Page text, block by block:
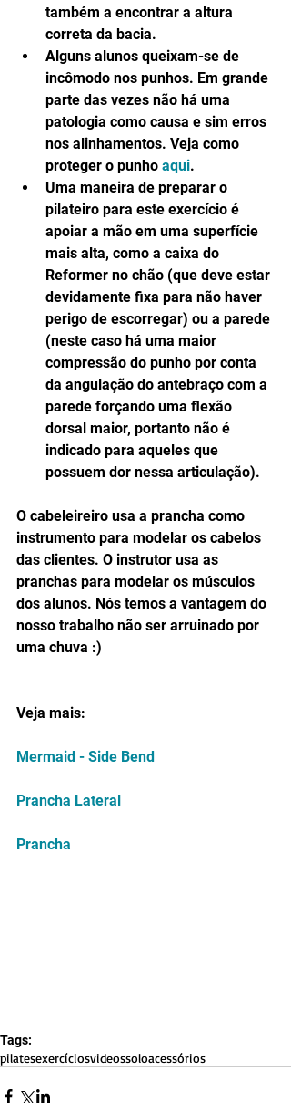
também a encontrar a altura
correta da bacia.
Alguns alunos queixam-se de
incômodo nos punhos. Em grande
parte das vezes não há uma
patologia como causa e sim erros
nos alinhamentos. Veja como
proteger o punho aqui.
Uma maneira de preparar o
pilateiro para este exercício é
apoiar a mão em uma superfície
mais alta, como a caixa do
Reformer no chão (que deve estar
devidamente fixa para não haver
perigo de escorregar) ou a parede
(neste caso há uma maior
compressão do punho por conta
da angulação do antebraço com a
parede forçando uma flexão
dorsal maior, portanto não é
indicado para aqueles que
possuem dor nessa articulação).
O cabeleireiro usa a prancha como
instrumento para modelar os cabelos
das clientes. O instrutor usa as
pranchas para modelar os músculos
dos alunos. Nós temos a vantagem do
nosso trabalho não ser arruinado por
uma chuva :)
Veja mais:
Mermaid - Side Bend
Prancha Lateral
Prancha
Tags:
pilatesexercíciosvideossoloacessórios